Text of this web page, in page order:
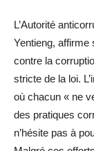
L’Autorité
Yentieng, affirme
contre la
stricte de la loi.
où chacun « ne
des pratiques
n’hésite pas à